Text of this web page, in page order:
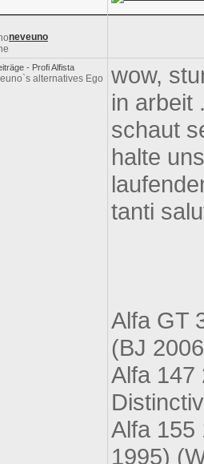
neveuno
- Profi Alfista
wow,
in arbeit
schaut
halte
tanti
Alfa GT
(BJ
Alfa 147
Alfa 155
1995)